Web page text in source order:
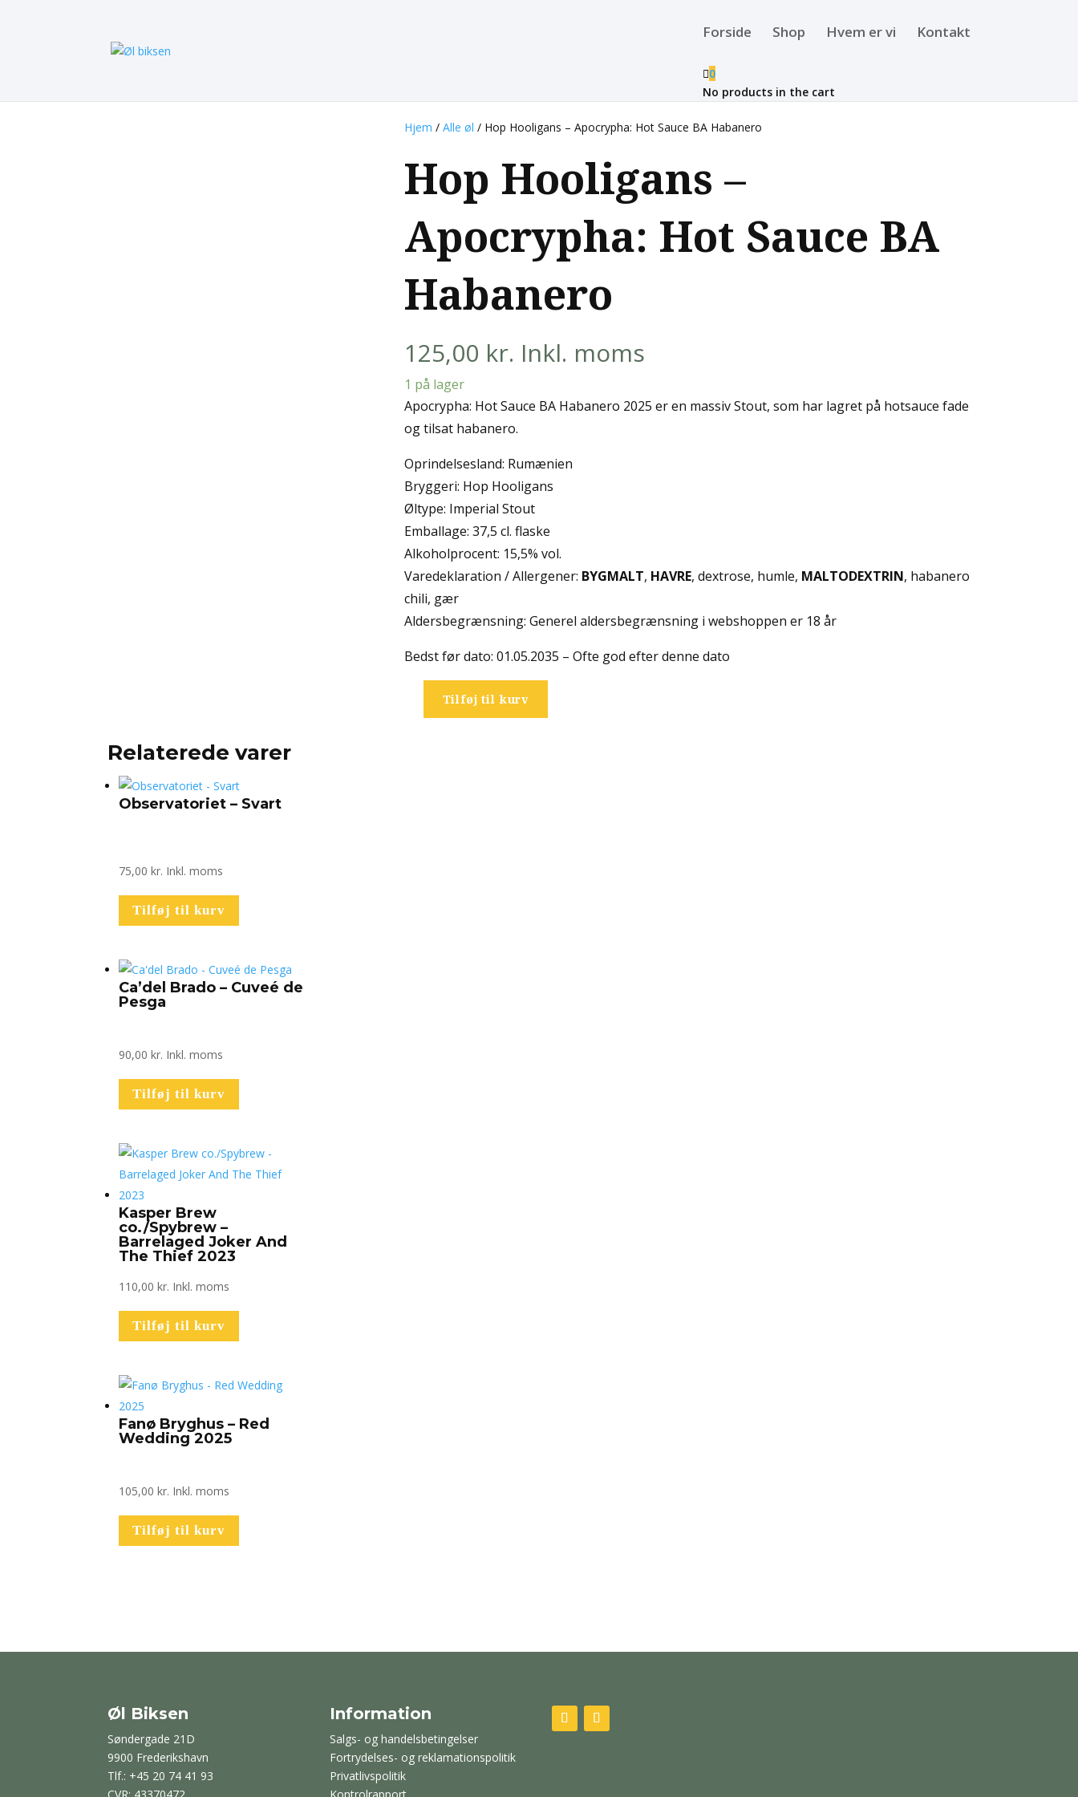
Forside Shop Hvem er vi Kontakt
0
No products in the cart
Hjem / Alle øl / Hop Hooligans – Apocrypha: Hot Sauce BA Habanero
Hop Hooligans –
Apocrypha: Hot Sauce BA
Habanero
125,00 kr. Inkl. moms
1 på lager
Apocrypha: Hot Sauce BA Habanero 2025 er en massiv Stout, som har lagret på hotsauce fade
og tilsat habanero.
Oprindelsesland: Rumænien
Bryggeri: Hop Hooligans
Øltype: Imperial Stout
Emballage: 37,5 cl. flaske
Alkoholprocent: 15,5% vol.
Varedeklaration / Allergener: BYGMALT, HAVRE, dextrose, humle, MALTODEXTRIN, habanero
chili, gær
Aldersbegrænsning: Generel aldersbegrænsning i webshoppen er 18 år
Bedst før dato: 01.05.2035 – Ofte god efter denne dato
Tilføj til kurv
Relaterede varer
Observatoriet – Svart
75,00kr. Inkl. moms
Tilføj til kurv
Ca’del Brado – Cuveé de
Pesga
90,00kr. Inkl. moms
Tilføj til kurv
Kasper Brew
co./Spybrew –
Barrelaged Joker And
The Thief 2023
110,00kr. Inkl. moms
Tilføj til kurv
Fanø Bryghus – Red
Wedding 2025
105,00kr. Inkl. moms
Tilføj til kurv
Øl Biksen
Søndergade 21D
9900 Frederikshavn
Tlf.: +45 20 74 41 93
Information
Salgs- og handelsbetingelser
Fortrydelses- og reklamationspolitik
Privatlivspolitik